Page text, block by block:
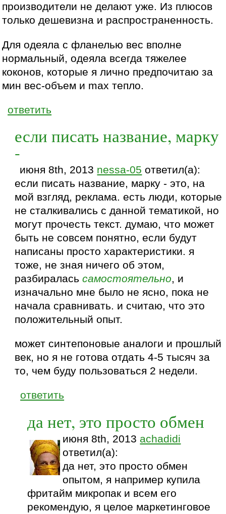
производители не делают уже. Из плюсов
только дешевизна и распространенность.
Для одеяла с фланелью вес вполне
нормальный, одеяла всегда тяжелее
коконов, которые я лично предпочитаю за
мин вес-объем и max тепло.
ответить
если писать название, марку
-
июня 8th, 2013 nessa-05 ответил(а):
если писать название, марку - это, на
мой взгляд, реклама. есть люди, которые
не сталкивались с данной тематикой, но
могут прочесть текст. думаю, что может
быть не совсем понятно, если будут
написаны просто характеристики. я
тоже, не зная ничего об этом,
разбираласьсамостоятельно, и
изначально мне было не ясно, пока не
начала сравнивать. и считаю, что это
положительный опыт.
может синтепоновые аналоги и прошлый
век, но я не готова отдать 4-5 тысяч за
то, чем буду пользоваться 2 недели.
ответить
да нет, это просто обмен
июня 8th, 2013 achadidi
ответил(а):
да нет, это просто обмен
опытом, я например купила
фритайм микропак и всем его
рекомендую, я целое маркетинговое